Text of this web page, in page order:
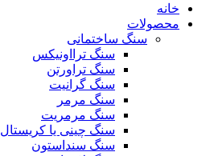
خانه
محصولات
سنگ ساختمانی
سنگ ترااونیکس
سنگ تراورتن
سنگ گرانیت
سنگ مرمر
سنگ مرمریت
سنگ چینی یا کریستال
سنگ سنداستون